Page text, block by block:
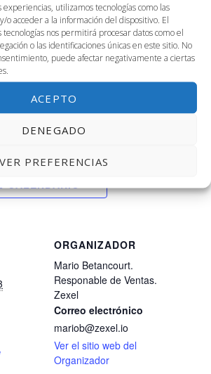
utilizamos tecnologías como las
o acceder a la información del dispositivo. El
nos permitirá procesar datos como el
o las identificaciones únicas en este sitio. No
puede afectar negativamente a ciertas
ACEPTO
DENEGADO
VER PREFERENCIAS
de Link, de 9 a 18h.
Zexel.
ORGANIZADOR
Mario Betancourt.
Responable de Ventas.
Zexel
Correo electrónico
mariob@zexel.io
Ver el sitio web del
Organizador